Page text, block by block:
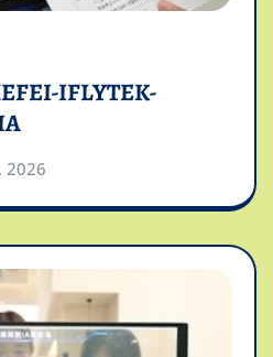
IFLYTEK-
2026